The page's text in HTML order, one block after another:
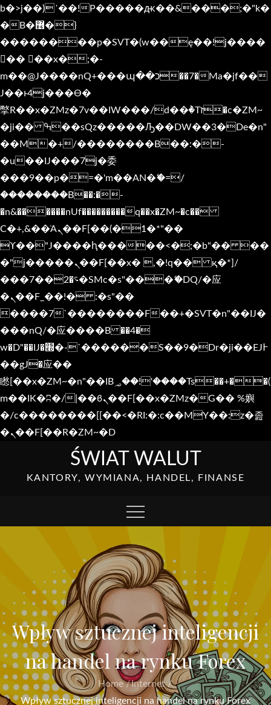
b�>j��)΄��!P�����ԫ��&���;�"k�
�B�޶�}
��������p�SVT�(w��ę��!j����
�� ��x�;�-
m��@J����nQ+���պ��כ��7�Ma�jf��
J��ͱ4j���Ѳ�
撆R��x�ZMz�7v��IW���/d��ٞ�Тז�c�ZM~
�ji�� ߒ��sQz�����Ԡ��DW��3�De�n"
��M�+/��������B��:�-
�u��IJ���7j�委
���9��p�=�'m��AN�ޭ�=/
��������B��:�-
�n&������nUf���������q��x�ZM~�c��
Ϲ�+,&��Ὰܢ��F[��(�1�*"��
ϒ��"J����ԧ�����<�;�b"�� ��
�"j�����ܢ��F[��x� ,�!q�� қ�*]/
���؝�2��7�SMc�s"���ޭ�DQ/�应
�ܢ��F_��!� :�s"��
����7`��������F��+�SVT�n"��IJ�
���nQ/�应����B ��4�
w�D"��IJ�׭�-`������S��9�Dr�ji��EJ߅
��gJ�应��
矁[��x�ZM~�n"��IB؃��!'����Тѕ��+��(
m��IK�ʭ�/|��ϐܢ��F[��x�ZMz�G�� %嬩
�/c��������[[��<�RI:�:c��MΎ��:z�졾
�ܢ��F[��R�ZM~�D
content
ŚWIAT WALUT
KANTORY, WYMIANA, HANDEL, FINANSE
Wpływ sztucznej inteligencji
na handel na rynku Forex
Home
Internet
Wpływ sztucznej inteligencji na handel na rynku Forex